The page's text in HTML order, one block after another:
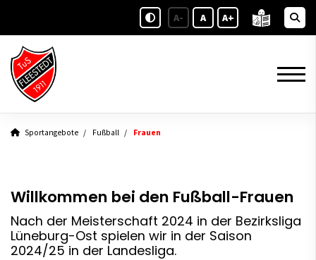
A- A A+
Sportangebote Fußball Frauen
Willkommen bei den Fußball-Frauen
Nach der Meisterschaft 2024 in der Bezirksliga
Lüneburg-Ost spielen wir in der Saison
2024/25 in der Landesliga.